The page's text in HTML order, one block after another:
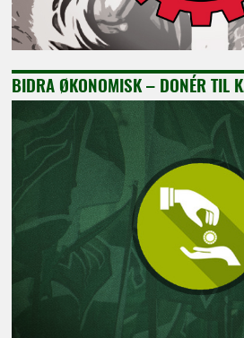
BIDRA ØKONOMISK – DONÉR TIL